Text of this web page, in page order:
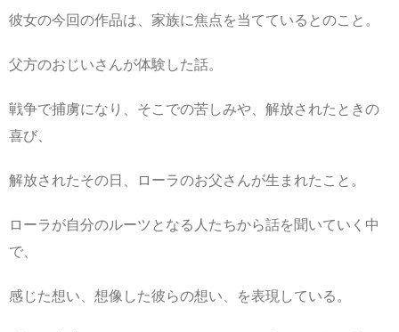
彼女の今回の作品は、家族に焦点を当てているとのこと。
父方のおじいさんが体験した話。
戦争で捕虜になり、そこでの苦しみや、解放されたときの
喜び、
解放されたその日、ローラのお父さんが生まれたこと。
ローラが自分のルーツとなる人たちから話を聞いていく中
で、
感じた想い、想像した彼らの想い、を表現している。